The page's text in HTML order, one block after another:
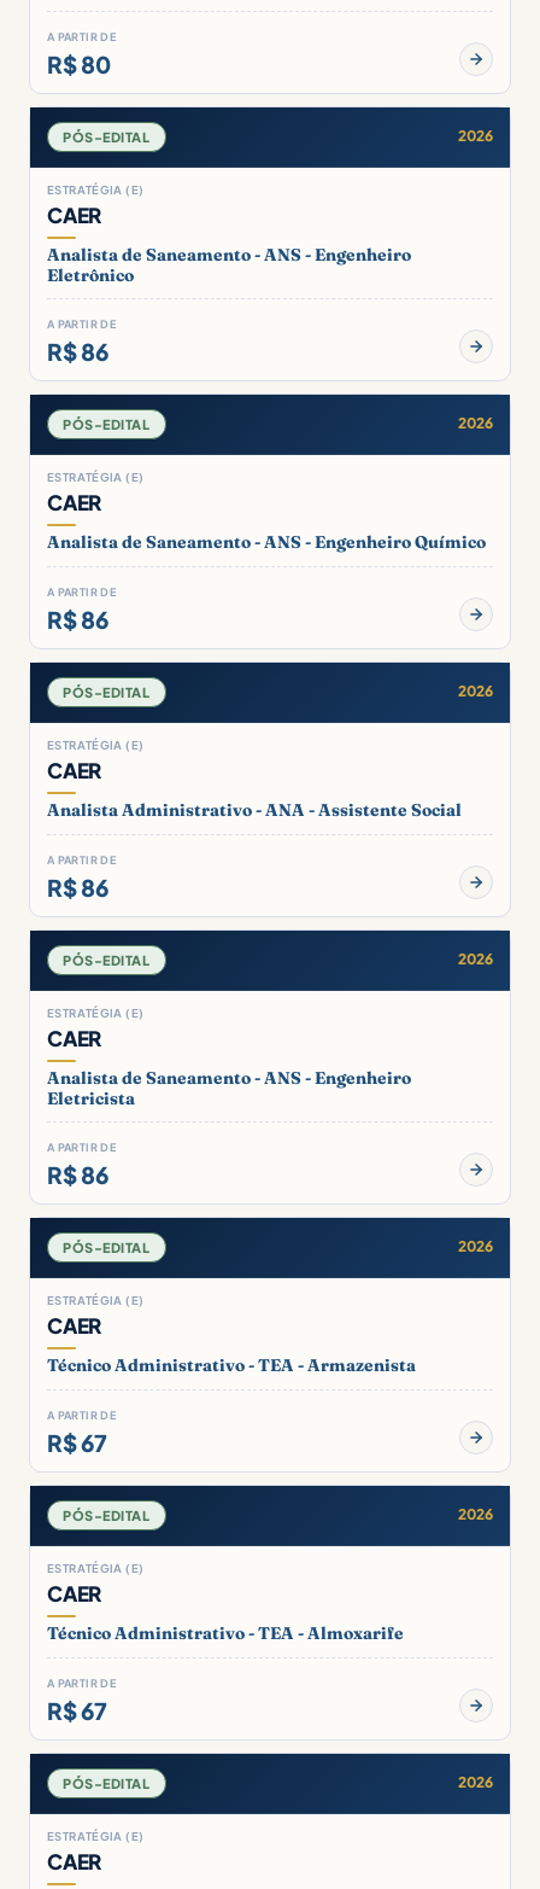
A PARTIR DE
R$ 80
PÓS-EDITAL 2026
ESTRATÉGIA (E)
CAER
Analista de Saneamento - ANS - Engenheiro
Eletrônico
A PARTIR DE
R$ 86
PÓS-EDITAL 2026
ESTRATÉGIA (E)
CAER
Analista de Saneamento - ANS - Engenheiro Químico
A PARTIR DE
R$ 86
PÓS-EDITAL 2026
ESTRATÉGIA (E)
CAER
Analista Administrativo - ANA - Assistente Social
A PARTIR DE
R$ 86
PÓS-EDITAL 2026
ESTRATÉGIA (E)
CAER
Analista de Saneamento - ANS - Engenheiro
Eletricista
A PARTIR DE
R$ 86
PÓS-EDITAL 2026
ESTRATÉGIA (E)
CAER
Técnico Administrativo - TEA - Armazenista
A PARTIR DE
R$ 67
PÓS-EDITAL 2026
ESTRATÉGIA (E)
CAER
Técnico Administrativo - TEA - Almoxarife
A PARTIR DE
R$ 67
PÓS-EDITAL 2026
ESTRATÉGIA (E)
CAER